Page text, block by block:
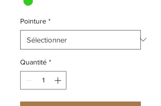
Pointure *
Quantité *